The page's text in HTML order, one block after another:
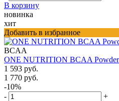
В корзину
новинка
хит
Добавить в избранное
BCAA
ONE NUTRITION BCAA
1 593 руб.
1 770 руб.
-10%
-
+